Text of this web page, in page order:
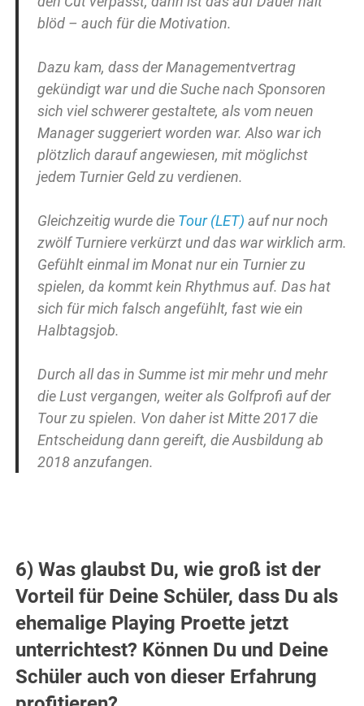
blöd – auch für die Motivation.
Dazu kam, dass der Managementvertrag
gekündigt war und die Suche nach Sponsoren
sich viel schwerer gestaltete, als vom neuen
Manager suggeriert worden war. Also war ich
plötzlich darauf angewiesen, mit möglichst
jedem Turnier Geld zu verdienen.
Gleichzeitig wurde die Tour (LET) auf nur noch
zwölf Turniere verkürzt und das war wirklich arm.
Gefühlt einmal im Monat nur ein Turnier zu
spielen, da kommt kein Rhythmus auf. Das hat
sich für mich falsch angefühlt, fast wie ein
Halbtagsjob.
Durch all das in Summe ist mir mehr und mehr
die Lust vergangen, weiter als Golfprofi auf der
Tour zu spielen. Von daher ist Mitte 2017 die
Entscheidung dann gereift, die Ausbildung ab
2018 anzufangen.
6) Was glaubst Du, wie groß ist der
Vorteil für Deine Schüler, dass Du als
ehemalige Playing Proette jetzt
unterrichtest? Können Du und Deine
Schüler auch von dieser Erfahrung